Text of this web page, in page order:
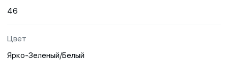
46
Цвет
Ярко-Зеленый/Белый